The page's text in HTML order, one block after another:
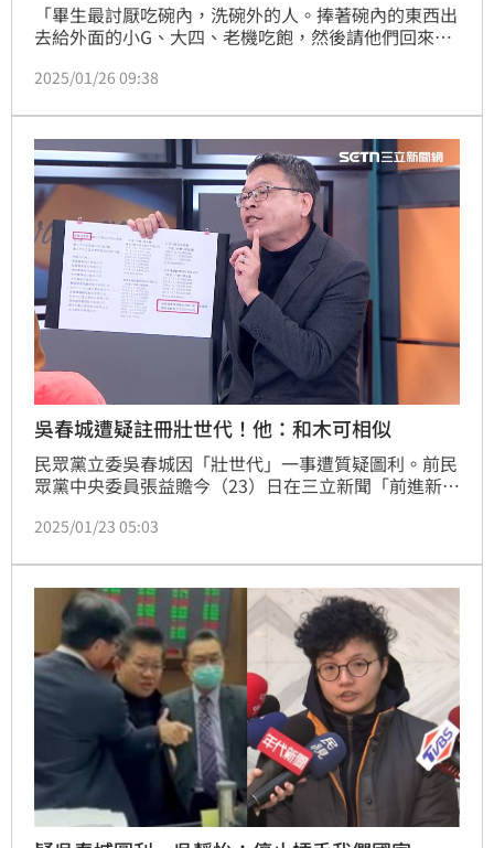
「畢生最討厭吃碗內，洗碗外的人。捧著碗內的東西出
去給外面的小G、大四、老機吃飽，然後請他們回來打
黨主席柯文哲幕僚、政治評論員吳靜怡今（26）天表示
規範？有沒有空中串證嫌疑？
2025/01/26 09:38
吳春城遭疑註冊壯世代！他：和木可相似
民眾黨立委吳春城因「壯世代」一事遭質疑圖利。前民
眾黨中央委員張益贍今（23）日在三立新聞「前進新台
局便標給「戰國策」在世界壯年運動會舉辦期間的行銷
廠商辦活動恐要給他授權金，做法和木可公關相似，只
要有錢進到戰國策，屆時若吳還是立委，就是圖利。
2025/01/23 05:03